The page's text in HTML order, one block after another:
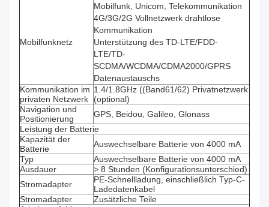
Mobilfunknetz
Mobilfunk, Unicom, Telekommunikation
4G/3G/2G Vollnetzwerk drahtlose
Kommunikation
Unterstützung des TD-LTE/FDD-
LTE/TD-
SCDMA/WCDMA/CDMA2000/GPRS
Datenaustauschs
Kommunikation im
privaten Netzwerk
1.4/1.8GHz ((Band61/62) Privatnetzwerk
(optional)
Navigation und
Positionierung
GPS, Beidou, Galileo, Glonass
Leistung der Batterie
Kapazität der
Batterie
Auswechselbare Batterie von 4000 mA
Typ
Auswechselbare Batterie von 4000 mA
Ausdauer
> 8 Stunden (Konfigurationsunterschied)
Stromadapter
PE-Schnellladung, einschließlich Typ-C-
Ladedatenkabel
Stromadapter
Zusätzliche Teile